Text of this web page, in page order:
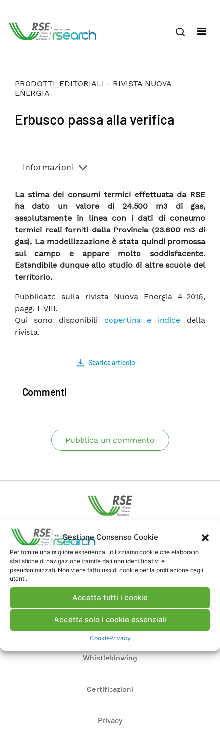
Gestione Consenso Cookie
Per fornire una migliore esperienza, utilizziamo cookie che elaborano
statistiche di navigazione tramite dati non identificativi e
pseudonimizzati. Non viene fatto uso di cookie per la profilazione degli
utenti.
Accetta tutti i cookie
Accetta solo i cookie essenziali
CookiePrivacy
PRODOTTI_EDITORIALI - RIVISTA NUOVA
ENERGIA
Erbusco passa alla verifica
Informazioni
La stima dei consumi termici effettuata da RSE
ha dato un valore di 24.500 m3 di gas,
assolutamente in linea con i dati di consumo
termici reali forniti dalla Provincia (23.600 m3 di
gas). La modellizzazione è stata quindi promossa
sul campo e appare molto soddisfacente.
Estendibile dunque allo studio di altre scuole del
territorio.
Pubblicato sulla rivista Nuova Energia 4-2016,
pagg. I-VIII.
Qui sono disponibili copertina e indice della
rivista.
Scarica articolo
Commenti
Pubblica un commento
Contatti
Note Legali
Dove siamo
Bandi di gara e contratti
Whistleblowing
Certificazioni
Privacy